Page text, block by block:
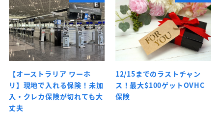
【オーストラリア ワーホ
リ】現地で入れる保険！未加
入・クレカ保険が切れても大
丈夫
12/15までのラストチャン
ス！最大$100ゲットOVHC
保険